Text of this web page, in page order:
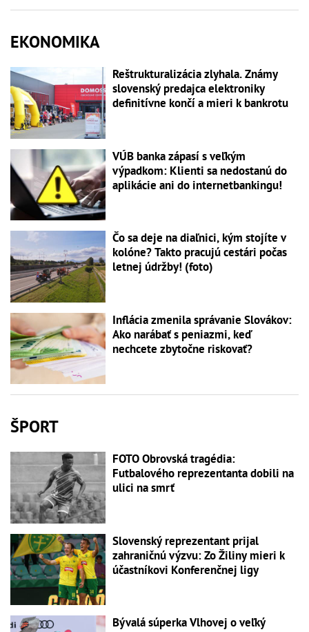
EKONOMIKA
Reštrukturalizácia zlyhala. Známy
slovenský predajca elektroniky
definitívne končí a mieri k bankrotu
VÚB banka zápasí s veľkým
výpadkom: Klienti sa nedostanú do
aplikácie ani do internetbankingu!
Čo sa deje na diaľnici, kým stojíte v
kolóne? Takto pracujú cestári počas
letnej údržby! (foto)
Inflácia zmenila správanie Slovákov:
Ako narábať s peniazmi, keď
nechcete zbytočne riskovať?
ŠPORT
FOTO Obrovská tragédia:
Futbalového reprezentanta dobili na
ulici na smrť
Slovenský reprezentant prijal
zahraničnú výzvu: Zo Žiliny mieri k
účastníkovi Konferenčnej ligy
Bývalá súperka Vlhovej o veľký